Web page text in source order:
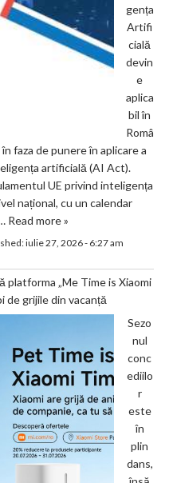
gența
Artifi
cială
devin
e
aplica
bil în
Româ
faza de punere în aplicare a
artificială (AI Act).
UE privind inteligența
național, cu un calendar
Read more »
iulie 27, 2026 - 6:27 am
platforma „Me Time is Xiaomi
de grijile din vacanță
Sezo
nul
conc
ediilo
r
este
în
plin
dans,